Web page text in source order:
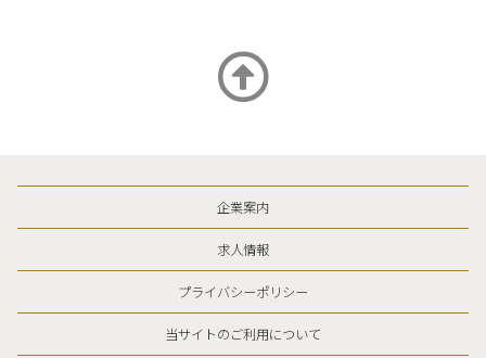
企業案内
求人情報
プライバシーポリシー
当サイトのご利用について